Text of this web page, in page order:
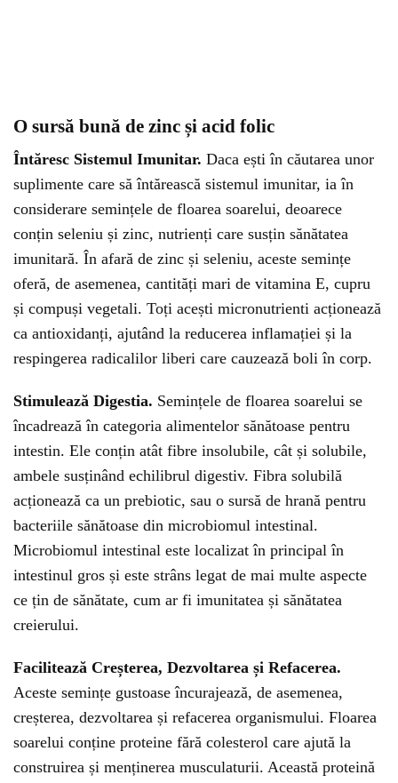
O sursă bună de zinc și acid folic
Întăresc Sistemul Imunitar. Daca ești în căutarea unor
suplimente care să întărească sistemul imunitar, ia în
considerare semințele de floarea soarelui, deoarece
conțin seleniu și zinc, nutrienți care susțin sănătatea
imunitară. În afară de zinc și seleniu, aceste semințe
oferă, de asemenea, cantități mari de vitamina E, cupru
și compuși vegetali. Toți acești micronutrienti acționează
ca antioxidanți, ajutând la reducerea inflamației și la
respingerea radicalilor liberi care cauzează boli în corp.
Stimulează Digestia. Semințele de floarea soarelui se
încadrează în categoria alimentelor sănătoase pentru
intestin. Ele conțin atât fibre insolubile, cât și solubile,
ambele susținând echilibrul digestiv. Fibra solubilă
acționează ca un prebiotic, sau o sursă de hrană pentru
bacteriile sănătoase din microbiomul intestinal.
Microbiomul intestinal este localizat în principal în
intestinul gros și este strâns legat de mai multe aspecte
ce țin de sănătate, cum ar fi imunitatea și sănătatea
creierului.
Facilitează Creșterea, Dezvoltarea și Refacerea.
Aceste semințe gustoase încurajează, de asemenea,
creșterea, dezvoltarea și refacerea organismului. Floarea
soarelui conține proteine fără colesterol care ajută la
construirea și menținerea musculaturii. Această proteină